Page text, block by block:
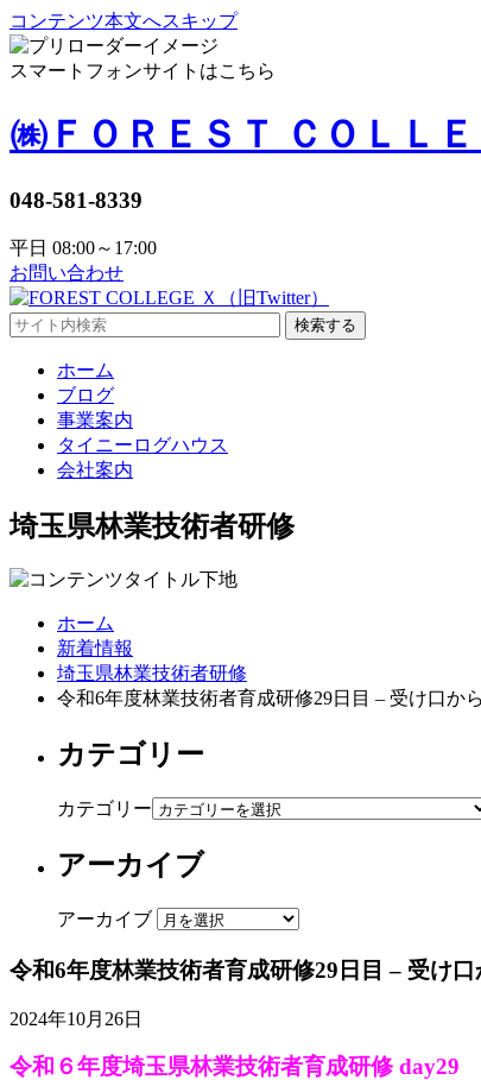
コンテンツ本文へスキップ
スマートフォンサイトはこちら
㈱ＦＯＲＥＳＴ ＣＯＬＬＥ
048-581-8339
平日 08:00～17:00
お問い合わせ
検索する
ホーム
ブログ
事業案内
タイニーログハウス
会社案内
埼玉県林業技術者研修
ホーム
新着情報
埼玉県林業技術者研修
令和6年度林業技術者育成研修29日目 – 受け口か
カテゴリー
カテゴリー
アーカイブ
アーカイブ
令和6年度林業技術者育成研修29日目 – 受け
2024年10月26日
令和６年度埼玉県林業技術者育成研修 day29